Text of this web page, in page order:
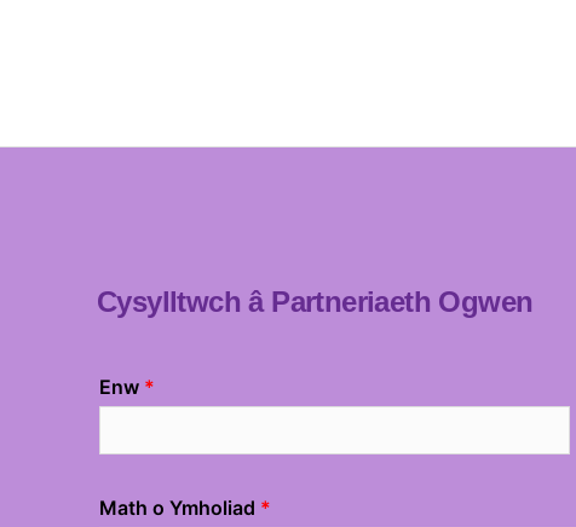
Cysylltwch â Partneriaeth Ogwen